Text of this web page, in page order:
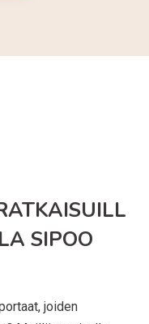
SIPOO
joiden